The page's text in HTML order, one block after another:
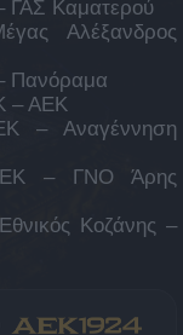
ΓΑΣ Καματερού
Αλέξανδρος
Πανόραμα
– ΑΕΚ
– Αναγέννηση
ΑΕΚ – ΓΝΟ Άρης
Κοζάνης –